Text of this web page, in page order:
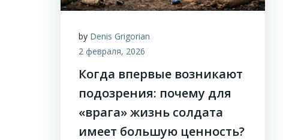
by Denis Grigorian
2 февраля, 2026
Когда впервые возникают
подозрения: почему для
«врага» жизнь солдата
имеет большую ценность?